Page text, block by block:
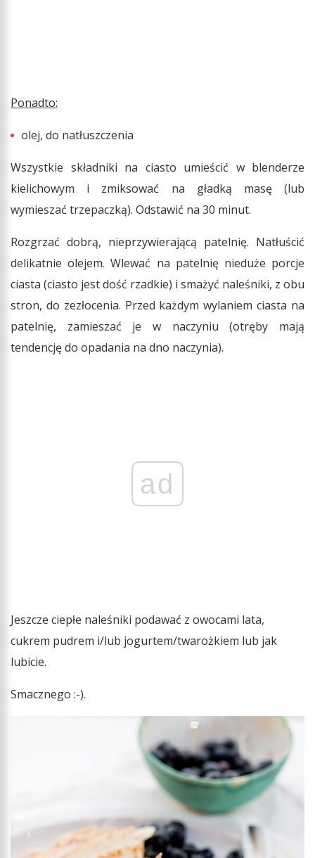
Ponadto:
olej, do natłuszczenia
Wszystkie składniki na ciasto umieścić w blenderze
kielichowym i zmiksować na gładką masę (lub
wymieszać trzepaczką). Odstawić na 30 minut.
Rozgrzać dobrą, nieprzywierającą patelnię. Natłuścić
delikatnie olejem. Wlewać na patelnię nieduże porcje
ciasta (ciasto jest dość rzadkie) i smażyć naleśniki, z obu
stron, do zezłocenia. Przed każdym wylaniem ciasta na
patelnię, zamieszać je w naczyniu (otręby mają
tendencję do opadania na dno naczynia).
ad
Jeszcze ciepłe naleśniki podawać z owocami lata,
cukrem pudrem i/lub jogurtem/twarożkiem lub jak
lubicie.
Smacznego :-).